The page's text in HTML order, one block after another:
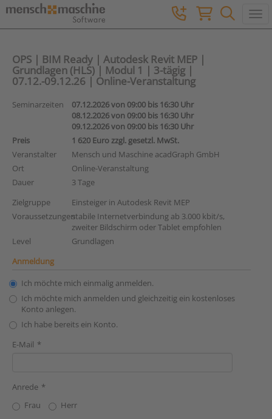
OPS | BIM Ready | Autodesk Revit MEP |
Grundlagen (HLS) | Modul 1 | 3-tägig |
07.12.-09.12.26 | Online-Veranstaltung
Seminarzeiten
07.12.2026 von 09:00 bis 16:30 Uhr
08.12.2026 von 09:00 bis 16:30 Uhr
09.12.2026 von 09:00 bis 16:30 Uhr
Preis
1 620 Euro zzgl. gesetzl. MwSt.
Veranstalter
Mensch und Maschine acadGraph GmbH
Ort
Online-Veranstaltung
Dauer
3 Tage
Zielgruppe
Einsteiger in Autodesk Revit MEP
Voraussetzungenstabile Internetverbindung ab 3.000 kbit/s,
zweiter Bildschirm oder Tablet empfohlen
Level
Grundlagen
Anmeldung
Ich möchte mich einmalig anmelden.
Ich möchte mich anmelden und gleichzeitig ein kostenloses
Konto anlegen.
Ich habe bereits ein Konto.
E-Mail
Anrede
Frau
Herr